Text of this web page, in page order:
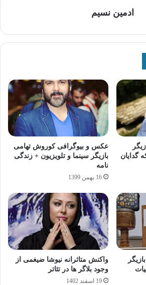
ادمین نسیم
گدایان
عکس و بیوگرافی کوروش تهامی
بازیگر سینما و تلویزیون + زندگی
نامه
16 بهمن 1399
واکنش متاثرانه نیوشا ضیغمی از
وجود بلاگر ها در تئاتر
19 اسفند 1402